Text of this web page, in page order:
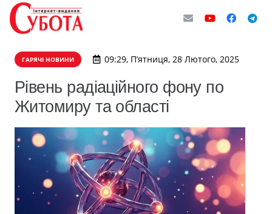
ГАРЯЧІ НОВИНИ 09:29, П’ятниця, 28 Лютого, 2025
Рівень радіаційного фону по
Житомиру та області